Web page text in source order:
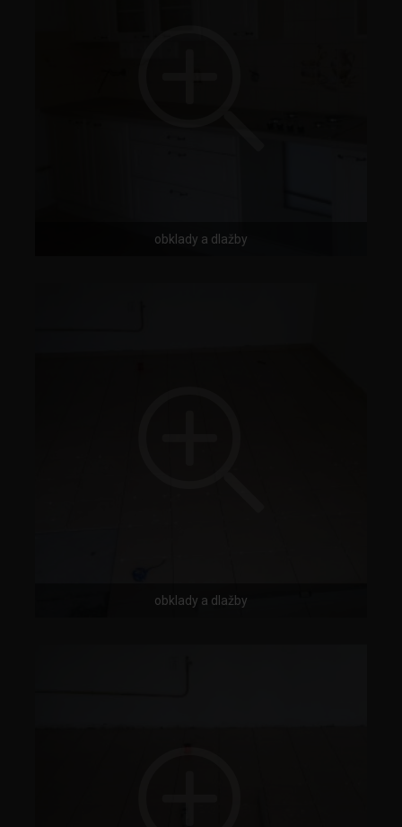
obklady a dlažby
obklady a dlažby